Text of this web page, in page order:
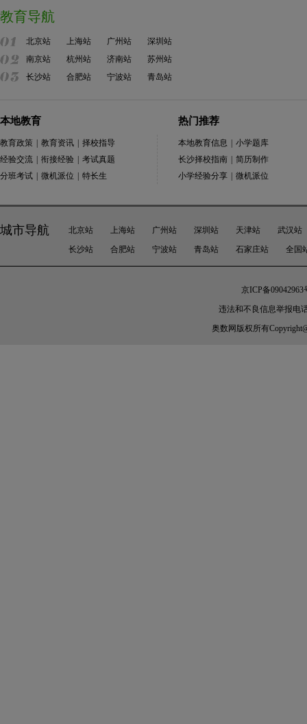
教育导航
北京站 上海站 广州站
深圳站
南京站
杭州站 济南站
苏州站
长沙站
合肥站 宁波站 青岛站
本地教育
教育政策 教育资讯
择校指导
经验交流
衔接经验
考试真题
分班考试
微机派位 特长生
热门推荐
本地教育信息
小学题库
长沙择校指南
简历制作
小学经验分享
微机派位
城市导航 北京站 上海站 广州站 深圳站 天津站
武汉站
长沙站
合肥站 宁波站 青岛站 石家庄站 全国
京ICP备09042963
违法和不良信息举报电
奥数网 版权所有